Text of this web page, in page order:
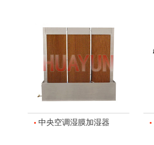
中央空调湿膜加湿器